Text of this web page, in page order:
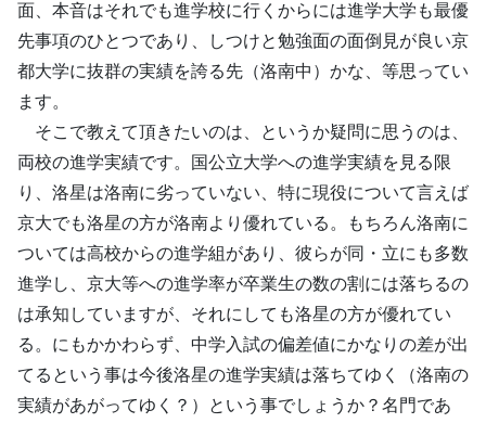
面、本音はそれでも進学校に行くからには進学大学も最優
先事項のひとつであり、しつけと勉強面の面倒見が良い京
都大学に抜群の実績を誇る先（洛南中）かな、等思ってい
ます。
そこで教えて頂きたいのは、というか疑問に思うのは、
両校の進学実績です。国公立大学への進学実績を見る限
り、洛星は洛南に劣っていない、特に現役について言えば
京大でも洛星の方が洛南より優れている。もちろん洛南に
ついては高校からの進学組があり、彼らが同・立にも多数
進学し、京大等への進学率が卒業生の数の割には落ちるの
は承知していますが、それにしても洛星の方が優れてい
る。にもかかわらず、中学入試の偏差値にかなりの差が出
てるという事は今後洛星の進学実績は落ちてゆく（洛南の
実績があがってゆく？）という事でしょうか？名門であ